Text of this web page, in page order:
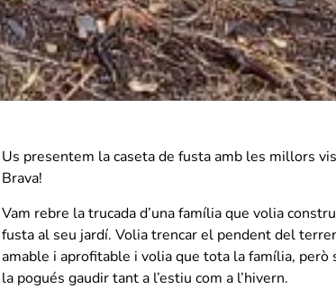
Us presentem la caseta de fusta amb les millors
Brava!
Vam rebre la trucada d’una família que volia
fusta al seu jardí. Volia trencar el pendent del
amable i aprofitable i volia que tota la família, però
la pogués gaudir tant a l’estiu com a l’hivern.